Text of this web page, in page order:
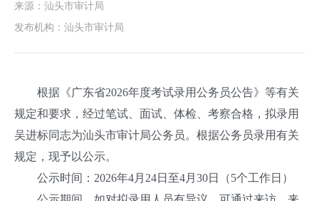
来源： 汕头市审计局
发布机构： 汕头市审计局
根据《广东省2026年度考试录用公务员公告》等有关
规定和要求，经过笔试、面试、体检、考察合格，拟录用
吴进标同志为汕头市审计局公务员。根据公务员录用有关
规定，现予以公示。
公示时间：2026年4月24日至4月30日（5个工作日）